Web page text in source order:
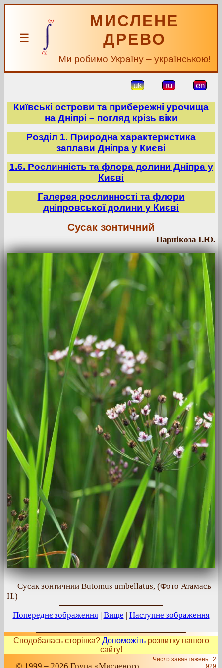
☰
МИСЛЕНЕ
ДРЕВО
Ми робимо Україну – українською!
uk ru en
Київські острови та прибережні урочища
на Дніпрі – погляд крізь віки
Розділ 1. Природна характеристика
заплави Дніпра у Києві
1.6. Рослинність та флора долини Дніпра у
Києві
Галерея рослинності та флори
дніпровської долини у Києві
Сусак зонтичний
Парнікоза І.Ю.
Сусак зонтичний Butomus umbellatus, (Фото Атамась
Н.)
Попереднє зображення| Вище | Наступне зображення
Сподобалась сторінка? Допоможітьрозвитку нашого
сайту!
© 1999 – 2026 Група «Мисленого
Число завантажень : 2
929